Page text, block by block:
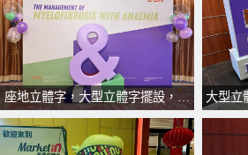
座地立體字，大型立體字擺設，立體logo擺設